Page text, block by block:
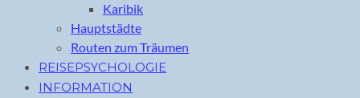
Karibik
Hauptstädte
Routen zum Träumen
REISEPSYCHOLOGIE
INFORMATION